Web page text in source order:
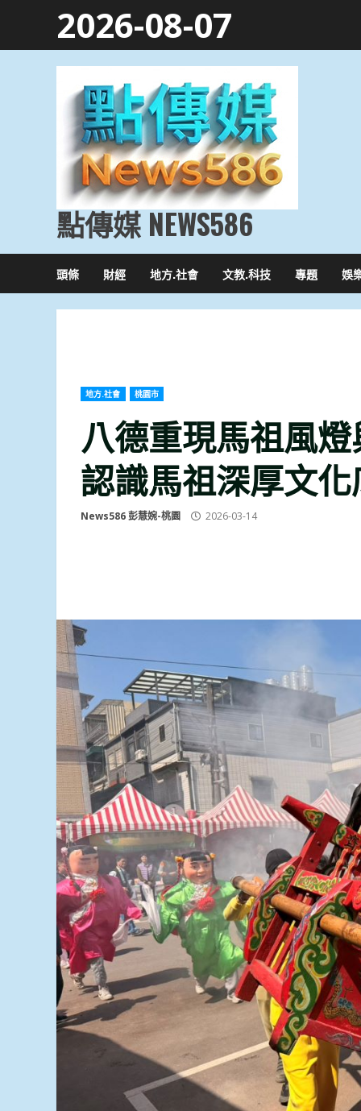
2026-08-07
點傳媒 NEWS586
頭條 財經 地方.社會 文教.科技 專題 娛
地方.社會 桃園市
八德重現馬祖風
認識馬祖深厚文
News586 彭慧婉-桃園 2026-03-14